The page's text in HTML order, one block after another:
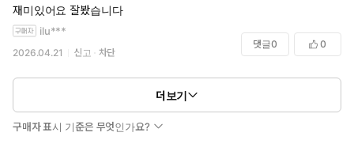
재미있어요 잘봤습니다
ilu***
2026.04.21 신고 차단
댓글0 0
더보기
구매자 표시 기준은 무엇인가요?